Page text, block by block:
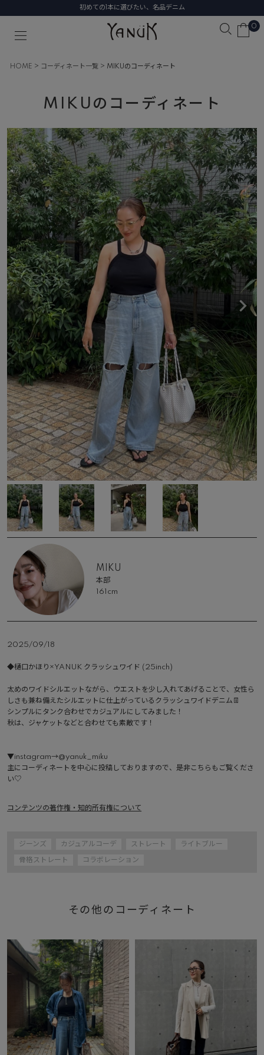
初めての1本に選びたい、名品デニム
0
HOME コーディネート一覧 MIKUのコーディネート
MIKUのコーディネート
MIKU
本部
161cm
2025/09/18
◆樋口かほり×YANUK クラッシュワイド (25inch)
太めのワイドシルエットながら、ウエストを少し入れてあげることで、女性ら
しさも兼ね備えたシルエットに仕上がっているクラッシュワイドデニム👖
シンプルにタンク合わせでカジュアルにしてみました！
秋は、ジャケットなどと合わせても素敵です！
▼instagram→@yanuk_miku
主にコーディネートを中心に投稿しておりますので、是非こちらもご覧くださ
い♡
コンテンツの著作権・知的所有権について
ジーンズ カジュアルコーデ ストレート ライトブルー
骨格ストレート コラボレーション
その他のコーディネート